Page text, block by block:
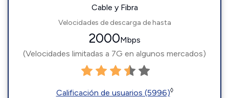
Cable y Fibra
Velocidades de descarga de hasta
2000Mbps
(Velocidades limitadas a 7G en algunos mercados)
Calificación de usuarios (5996)◊